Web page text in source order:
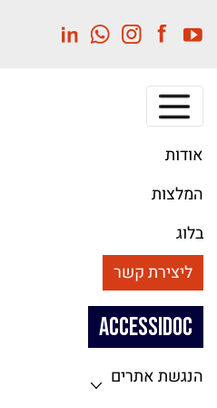
לתוכן
המרכזי
אודות
המלצות
בלוג
ליצירת קשר
ACCESSIDOC
הנגשת אתרים